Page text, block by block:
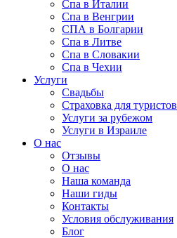
Спа в Италии
Спа в Венгрии
СПА в Болгарии
Спа в Литве
Спа в Словакии
Спа в Чехии
Услуги
Свадьбы
Страховка для туристов
Услуги за рубежом
Услуги в Израиле
О нас
Отзывы
О нас
Наша команда
Наши гиды
Контакты
Условия обслуживания
Блог